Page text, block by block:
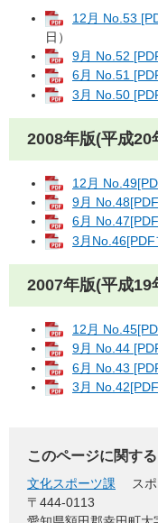
12月 No.53
日）
9月 No.52
6月 No.51
3月 No.50
2008年版(平成20
12月
9月
6月
3月
2007年版(平成19
12月
9月 No.44
6月 No.43
3月
このページに関す
文化スポーツ課
ス
〒444-0113